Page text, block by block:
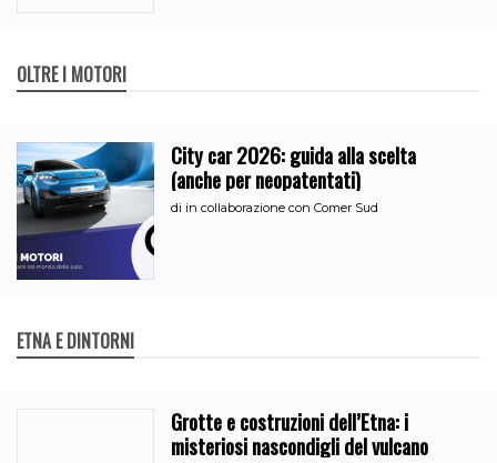
OLTRE I MOTORI
City car 2026: guida alla scelta
(anche per neopatentati)
di in collaborazione con Comer Sud
ETNA E DINTORNI
Grotte e costruzioni dell’Etna: i
misteriosi nascondigli del vulcano